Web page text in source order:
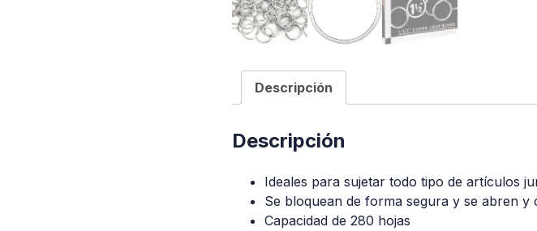
Descripción
Descripción
Ideales para sujetar todo tipo de artículos
Se bloquean de forma segura y se abren y
Capacidad de 280 hojas